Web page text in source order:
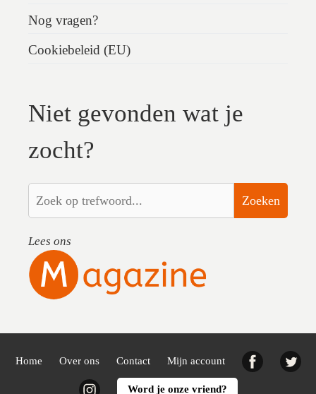
Nog vragen?
Cookiebeleid (EU)
Niet gevonden wat je
zocht?
Zoeken
Lees ons
Home Over ons Contact Mijn account Facebook
InstagramWord je onze vriend?